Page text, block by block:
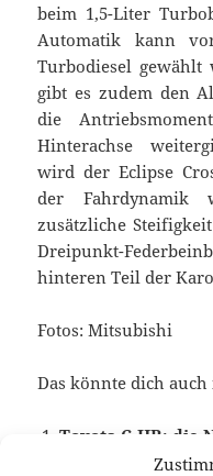
beim 1,5-Liter
Automatik kann
Turbodiesel gewählt
gibt es zudem den
die
Hinterachse
wird der Eclipse
der Fahrdynamik
zusätzliche
Dreipunkt-
hinteren Teil der
Fotos: Mitsubishi
Das könnte dich
Toyota C-HR: die